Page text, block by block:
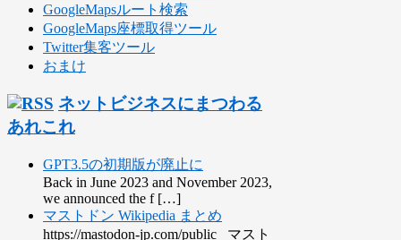
GoogleMapsルート検索
GoogleMaps座標取得ツール
Twitter集客ツール
おまけ
ネットビジネスにまつわる
あれこれ
GPT3.5の初期版が廃止に
Back in June 2023 and November 2023,
we announced the f […]
マストドン Wikipedia まとめ
https://mastodon-jp.com/public マスト